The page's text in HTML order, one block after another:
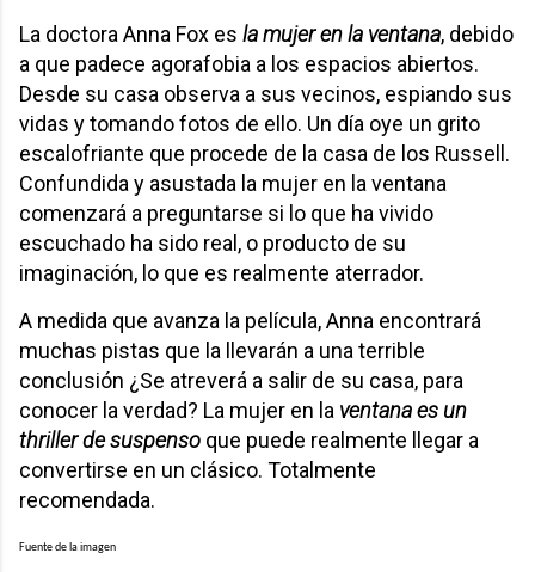
La doctora Anna Fox es la mujer en la ventana, debido
a que padece agorafobia a los espacios abiertos.
Desde su casa observa a sus vecinos, espiando sus
vidas y tomando fotos de ello. Un día oye un grito
escalofriante que procede de la casa de los Russell.
Confundida y asustada la mujer en la ventana
comenzará a preguntarse si lo que ha vivido
escuchado ha sido real, o producto de su
imaginación, lo que es realmente aterrador.
A medida que avanza la película, Anna encontrará
muchas pistas que la llevarán a una terrible
conclusión ¿Se atreverá a salir de su casa, para
conocer la verdad? La mujer en la ventana es un
thriller de suspenso que puede realmente llegar a
convertirse en un clásico. Totalmente
recomendada.
Fuente de la imagen